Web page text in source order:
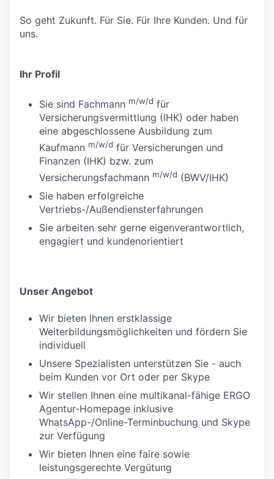
So geht Zukunft. Für Sie. Für Ihre Kunden. Und für
uns.
Ihr Profil
Sie sind Fachmann m/w/d für
Versicherungsvermittlung (IHK) oder haben
eine abgeschlossene Ausbildung zum
Kaufmann m/w/d für Versicherungen und
Finanzen (IHK) bzw. zum
Versicherungsfachmann m/w/d (BWV/IHK)
Sie haben erfolgreiche
Vertriebs-/Außendiensterfahrungen
Sie arbeiten sehr gerne eigenverantwortlich,
engagiert und kundenorientiert
Unser Angebot
Wir bieten Ihnen erstklassige
Weiterbildungsmöglichkeiten und fördern Sie
individuell
Unsere Spezialisten unterstützen Sie - auch
beim Kunden vor Ort oder per Skype
Wir stellen Ihnen eine multikanal-fähige ERGO
Agentur-Homepage inklusive
WhatsApp-/Online-Terminbuchung und Skype
zur Verfügung
Wir bieten Ihnen eine faire sowie
leistungsgerechte Vergütung